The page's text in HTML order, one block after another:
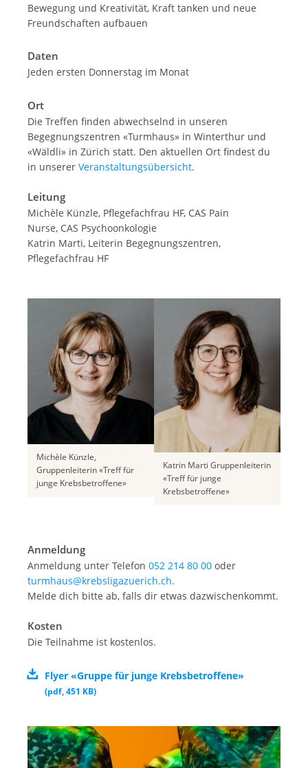
Bewegung und Kreativität, Kraft tanken und neue
Freundschaften aufbauen
Daten
Jeden ersten Donnerstag im Monat
Ort
Die Treffen finden abwechselnd in unseren
Begegnungszentren «Turmhaus» in Winterthur und
«Wäldli» in Zürich statt. Den aktuellen Ort findest du
in unserer Veranstaltungsübersicht.
Leitung
Michèle Künzle, Pflegefachfrau HF, CAS Pain
Nurse, CAS Psychoonkologie
Katrin Marti, Leiterin Begegnungszentren,
Pflegefachfrau HF
Michèle Künzle,
Gruppenleiterin «Treff für
junge Krebsbetroffene»
Katrin Marti Gruppenleiterin
«Treff für junge
Krebsbetroffene»
Anmeldung
Anmeldung unter Telefon 052 214 80 00 oder
turmhaus@krebsligazuerich.ch.
Melde dich bitte ab, falls dir etwas dazwischenkommt.
Kosten
Die Teilnahme ist kostenlos.
Flyer «Gruppe für junge Krebsbetroffene»
(pdf,451 KB)